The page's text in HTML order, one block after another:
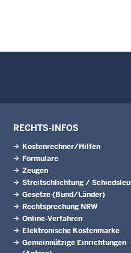
RECHTS-INFOS
Kostenrechner/Hilfen
Formulare
Zeugen
Streitschlichtung /
Gesetze (Bund/Länder)
Rechtsprechung NRW
Online-Verfahren
Elektronische Kostenmarke
Gemeinnützige Einrichtungen